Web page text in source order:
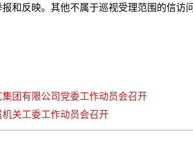
和反映。其他不属于巡视受理范围的信访
团有限公司党委工作动员会召开
关工委工作动员会召开